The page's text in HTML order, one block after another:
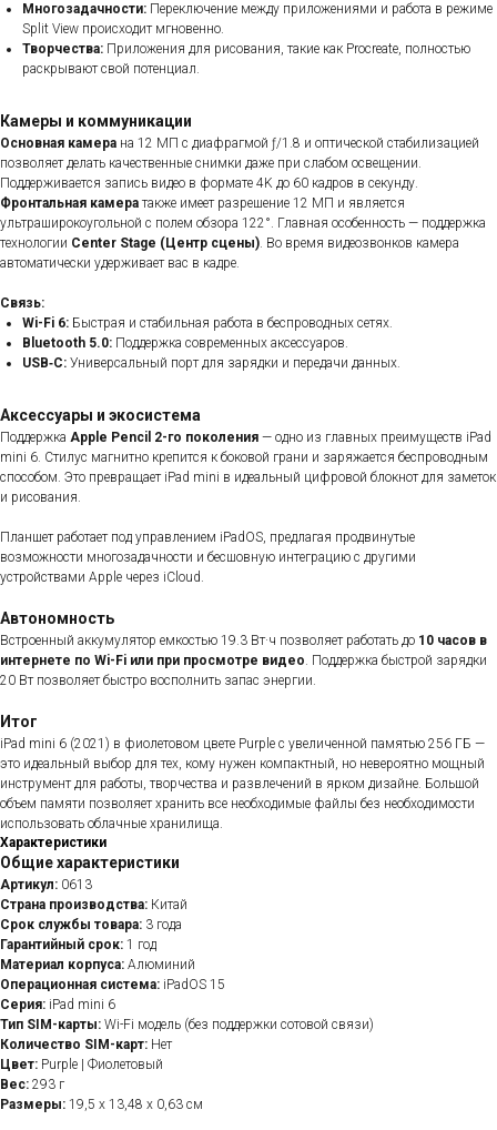
Многозадачности: Переключение между приложениями и работа в режиме
Split View происходит мгновенно.
Творчества: Приложения для рисования, такие как Procreate, полностью
раскрывают свой потенциал.
Камеры и коммуникации
Основная камера на 12 МП с диафрагмой ƒ/1.8 и оптической стабилизацией
позволяет делать качественные снимки даже при слабом освещении.
Поддерживается запись видео в формате 4K до 60 кадров в секунду.
Фронтальная камера также имеет разрешение 12 МП и является
ультраширокоугольной с полем обзора 122°. Главная особенность — поддержка
технологии Center Stage (Центр сцены). Во время видеозвонков камера
автоматически удерживает вас в кадре.
Связь:
Wi-Fi 6: Быстрая и стабильная работа в беспроводных сетях.
Bluetooth 5.0: Поддержка современных аксессуаров.
USB‑C: Универсальный порт для зарядки и передачи данных.
Аксессуары и экосистема
Поддержка Apple Pencil 2-го поколения — одно из главных преимуществ iPad
mini 6. Стилус магнитно крепится к боковой грани и заряжается беспроводным
способом. Это превращает iPad mini в идеальный цифровой блокнот для заметок
и рисования.
Планшет работает под управлением iPadOS, предлагая продвинутые
возможности многозадачности и бесшовную интеграцию с другими
устройствами Apple через iCloud.
Автономность
Встроенный аккумулятор емкостью 19.3 Вт·ч позволяет работать до 10 часов в
интернете по Wi-Fi или при просмотре видео. Поддержка быстрой зарядки
20 Вт позволяет быстро восполнить запас энергии.
Итог
iPad mini 6 (2021) в фиолетовом цвете Purple с увеличенной памятью 256 ГБ —
это идеальный выбор для тех, кому нужен компактный, но невероятно мощный
инструмент для работы, творчества и развлечений в ярком дизайне. Большой
объем памяти позволяет хранить все необходимые файлы без необходимости
использовать облачные хранилища.
Характеристики
Общие характеристики
Артикул: 0613
Страна производства: Китай
Срок службы товара: 3 года
Гарантийный срок: 1 год
Материал корпуса: Алюминий
Операционная система: iPadOS 15
Серия: iPad mini 6
Тип SIM-карты: Wi-Fi модель (без поддержки сотовой связи)
Количество SIM-карт: Нет
Цвет: Purple | Фиолетовый
Вес: 293 г
Размеры: 19,5 x 13,48 x 0,63 см